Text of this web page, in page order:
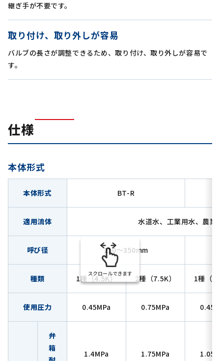
継ぎ手が不要です。
取り付け、取り外しが容易
バルブの長さが調整できるため、取り付け、取り外しが容易で
す。
仕様
本体形式
本体形式 BT-R
適用流体 水道水、工業用水、農業
呼び径 250～350mm
種類 1種（4.5K） 2種（7.5K） 1種（
使用圧力 0.45MPa 0.75MPa
弁
箱
1.4MPa 1.75MPa
スクロールできます